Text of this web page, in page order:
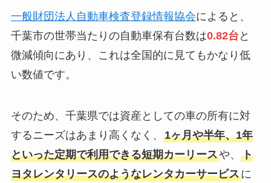
一般財団法人自動車検査登録情報協会によると、
千葉市の世帯当たりの自動車保有台数は0.82台 と
微減傾向にあり、これは全国的に見てもかなり低
い数値です。
そのため、千葉県では資産としての車の所有に対
するニーズはあまり高くなく、 1ヶ月や半年、1年
といった定期で利用できる短期カーリースや、 ト
ヨタレンタリースのようなレンタカーサービスに